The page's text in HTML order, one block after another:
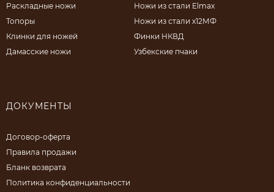
Раскладные ножи
Топоры
Клинки для ножей
Дамасские ножи
Ножи из стали Elmax
Ножи из стали х12МФ
Финки НКВД
Узбекские пчаки
ДОКУМЕНТЫ
Договор-оферта
Правила продажи
Бланк возврата
Политика конфиденциальности